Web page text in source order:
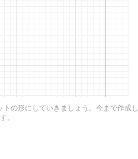
の形にしていきましょう。今まで作成し
。